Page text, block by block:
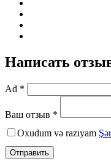
Написать
Ad *
Ваш отзыв *
Oxudum və razıyam
Отправить